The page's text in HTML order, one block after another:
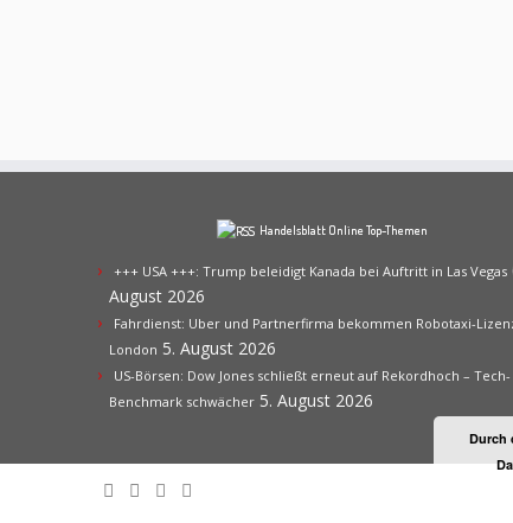
Handelsblatt Online Top-Themen
+++ USA +++: Trump beleidigt Kanada bei Auftritt in Las Vegas
August 2026
Fahrdienst: Uber und Partnerfirma bekommen Robotaxi-
London 5. August 2026
US-Börsen: Dow Jones schließt erneut auf Rekordhoch – Tech-
Benchmark schwächer 5. August 2026
Durch